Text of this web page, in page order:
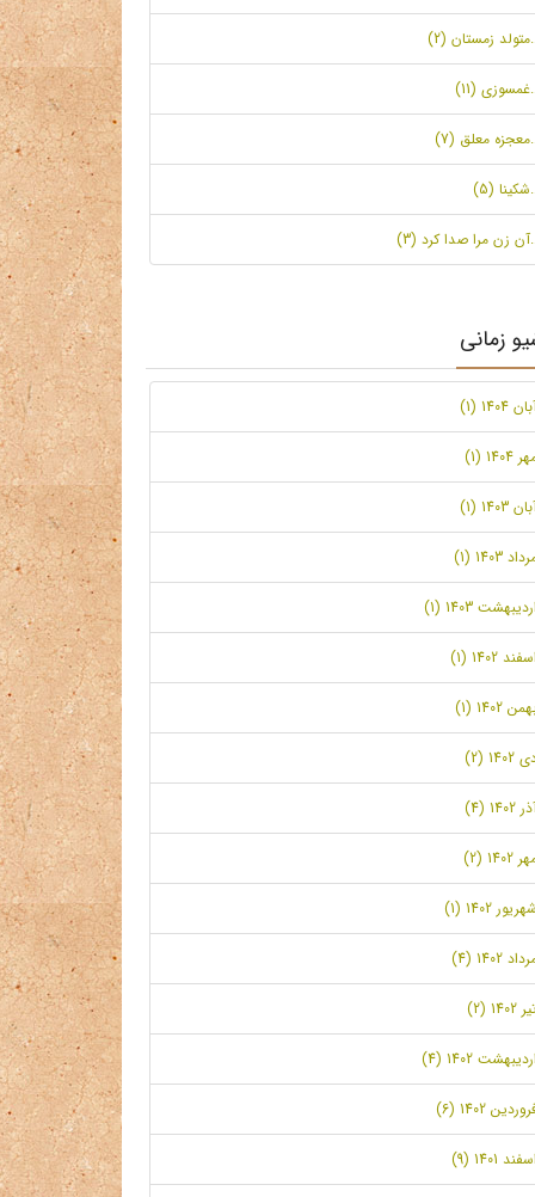
زمستان (2)
(11)
معلق (7)
(5)
زن مرا صدا کرد (3)
زمانی
1404 (1)
1404 (1)
1403 (1)
1403 (1)
اردیبهشت 1403 (1)
اسفند 1402 (1)
1402 (1)
1402 (2)
1402 (4)
1402 (2)
شهریور 1402 (1)
1402 (4)
1402 (2)
اردیبهشت 1402 (4)
1402 (6)
اسفند 1401 (9)